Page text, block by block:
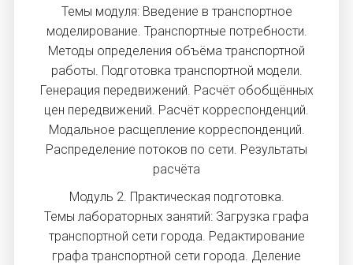
Темы модуля: Введение в транспортное
моделирование. Транспортные потребности.
Методы определения объёма транспортной
работы. Подготовка транспортной модели.
Генерация передвижений. Расчёт обобщённых
цен передвижений. Расчёт корреспонденций.
Модальное расщепление корреспонденций.
Распределение потоков по сети. Результаты
расчёта
Модуль 2. Практическая подготовка.
Темы лабораторных занятий: Загрузка графа
транспортной сети города. Редактирование
графа транспортной сети города. Деление